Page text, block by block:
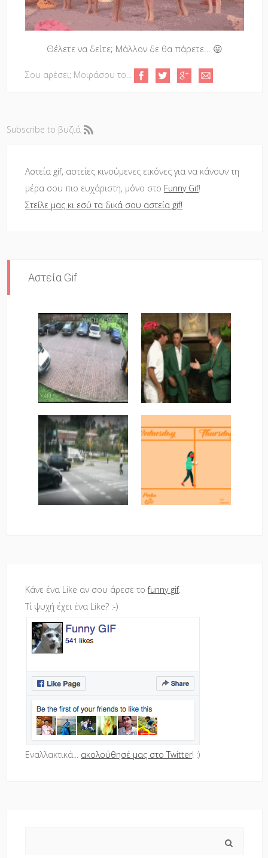
Θέλετε να δείτε; Μάλλον δε θα πάρετε… 😛
Σου αρέσει; Μοιράσου το...
Subscribe to βυζιά
Αστεία gif, αστείες κινούμενες εικόνες για να κάνουν τη
μέρα σου πιο ευχάριστη, μόνο στο Funny Gif!
Στείλε μας κι εσύ τα δικά σου αστεία gif!
Αστεία Gif
Κάνε ένα Like αν σου άρεσε τοfunny gif.
Τί ψυχή έχει ένα Like? :-)
Εναλλακτικά... ακολούθησέ μας στο Twitter! :)